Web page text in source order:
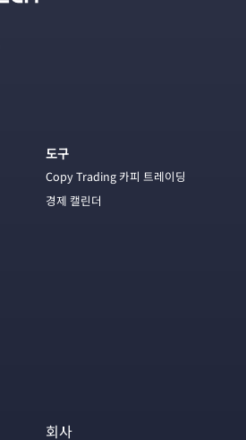
도구
Copy Trading 카피 트레이딩
경제 캘린더
회사